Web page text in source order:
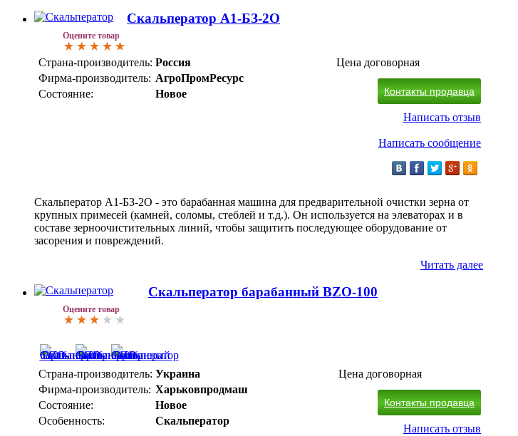
Оцените товар
Скальператор А1-БЗ-2О
Страна-производитель: Россия
Фирма-производитель: АгроПромРесурс
Состояние:
Новое
Цена договорная
Контакты продавца
Написать отзыв
Написать сообщение
Скальператор А1-БЗ-2О - это барабанная машина для предварительной очистки зерна от
крупных примесей (камней, соломы, стеблей и т.д.). Он используется на элеваторах и в
составе зерноочистительных линий, чтобы защитить последующее оборудование от
засорения и повреждений.
Читать далее
Оцените товар
Скальператор барабанный BZO-100
Страна-производитель: Украина
Фирма-производитель: Харьковпродмаш
Состояние:
Новое
Особенность:
Скальператор
Цена договорная
Контакты продавца
Написать отзыв